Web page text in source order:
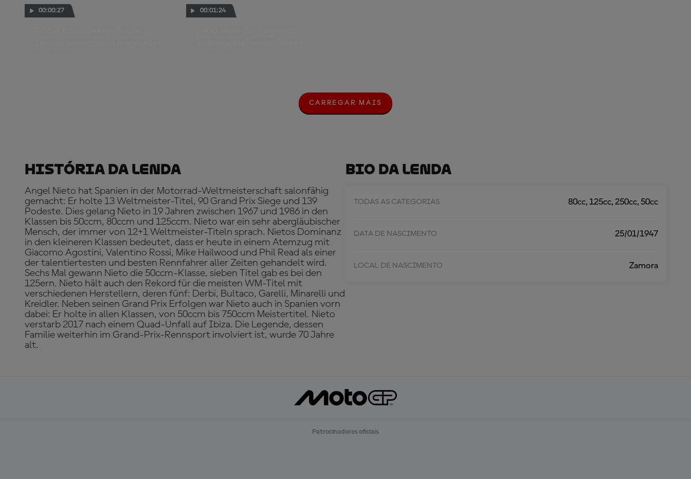
00:00:27 00:01:24
C
A
R
M
CARREGAR MAIS
Bio Da Lenda
TODAS AS CATEGORIAS 80cc, 125cc, 250cc, 50cc
DATA DE NASCIMENTO 25/01/1947
LOCAL DE NASCIMENTO Zamora
História Da Lenda
Angel Nieto hat Spanien in der Motorrad-Weltmeisterschaft salonfähig
gemacht: Er holte 13 Weltmeister-Titel, 90 Grand Prix Siege und 139
Podeste. Dies gelang Nieto in 19 Jahren zwischen 1967 und 1986 in den
Klassen bis 50ccm, 80ccm und 125ccm. Nieto war ein sehr abergläubischer
Mensch, der immer von 12+1 Weltmeister-Titeln sprach. Nietos Dominanz
in den kleineren Klassen bedeutet, dass er heute in einem Atemzug mit
Giacomo Agostini, Valentino Rossi, Mike Hailwood und Phil Read als einer
der talentiertesten und besten Rennfahrer aller Zeiten gehandelt wird.
Sechs Mal gewann Nieto die 50ccm-Klasse, sieben Titel gab es bei den
125ern. Nieto hält auch den Rekord für die meisten WM-Titel mit
verschiedenen Herstellern, deren fünf: Derbi, Bultaco, Garelli, Minarelli und
Kreidler. Neben seinen Grand Prix Erfolgen war Nieto auch in Spanien vorn
dabei: Er holte in allen Klassen, von 50ccm bis 750ccm Meistertitel. Nieto
verstarb 2017 nach einem Quad-Unfall auf Ibiza. Die Legende, dessen
Familie weiterhin im Grand-Prix-Rennsport involviert ist, wurde 70 Jahre
alt.
Patrocinadores oficiais